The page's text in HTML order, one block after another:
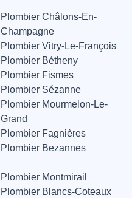
Plombier Châlons-En-
Champagne
Plombier Vitry-Le-François
Plombier Bétheny
Plombier Fismes
Plombier Sézanne
Plombier Mourmelon-Le-
Grand
Plombier Fagnières
Plombier Bezannes
Plombier Montmirail
Plombier Blancs-Coteaux